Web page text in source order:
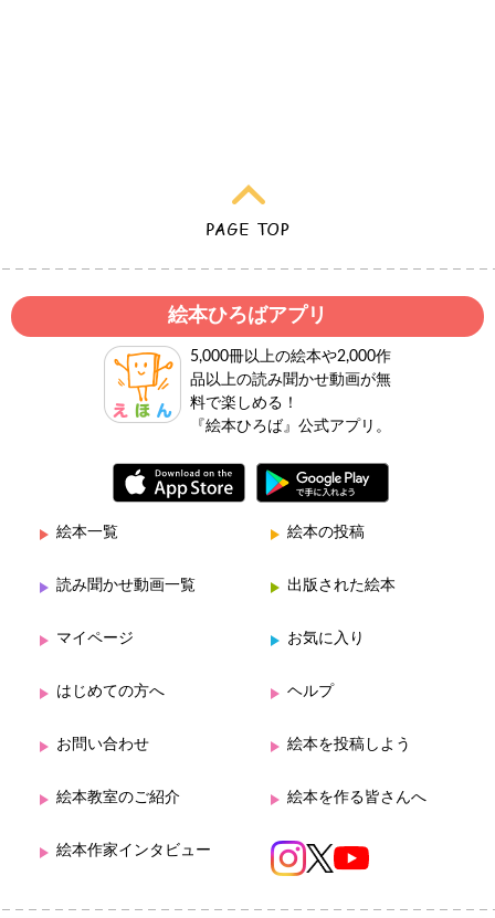
絵本ひろばアプリ
5,000冊以上の絵本や2,000作
品以上の読み聞かせ動画が無
料で楽しめる！
『絵本ひろば』公式アプリ。
絵本一覧 絵本の投稿
読み聞かせ動画一覧 出版された絵本
マイページ お気に入り
はじめての方へ ヘルプ
お問い合わせ 絵本を投稿しよう
絵本教室のご紹介 絵本を作る皆さんへ
絵本作家インタビュー